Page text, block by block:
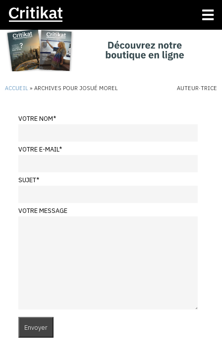
ACCUEIL » ARCHIVES POUR JOSUÉ MOREL AUTEUR·TRICE
VOTRE NOM*
VOTRE E-MAIL*
SUJET*
VOTRE MESSAGE